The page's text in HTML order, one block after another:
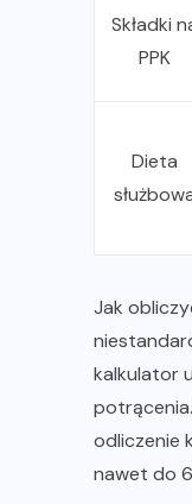
Składki
PPK
Dieta
Jak
kalkulator
odliczenie
nawet do